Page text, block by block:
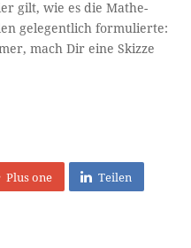
gilt, wie es die Mathe-
gelegentlich formulierte:
mach Dir eine Skizze
Plus one Teilen